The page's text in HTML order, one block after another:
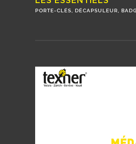
PORTE-CLÉS, DÉCAPSULEUR,